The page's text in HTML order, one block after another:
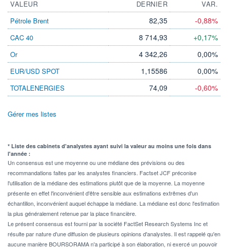
VALEUR DERNIER
VAR.
Pétrole Brent
82,35 -0,88%
CAC 40 8 714,93 +0,17%
Or 4 342,26 0,00%
EUR/USD SPOT 1,15586 0,00%
TOTALENERGIES 74,09 -0,60%
Gérer mes listes
* Liste des cabinets d'analystes ayant suivi la valeur au moins une fois dans
l'année :
Un consensus est une moyenne ou une médiane des prévisions ou des
recommandations faites par les analystes financiers. Factset JCF préconise
l'utilisation de la médiane des estimations plutôt que de la moyenne. La moyenne
présente en effet l'inconvénient d'être sensible aux estimations extrêmes d'un
échantillon, inconvénient auquel échappe la médiane. La médiane est donc l'estimation
la plus généralement retenue par la place financière.
Le présent consensus est fourni par la société FactSet Research Systems Inc et
résulte par nature d'une diffusion de plusieurs opinions d'analystes. Il est rappelé qu'en
aucune manière BOURSORAMA n'a participé à son élaboration, ni exercé un pouvoir